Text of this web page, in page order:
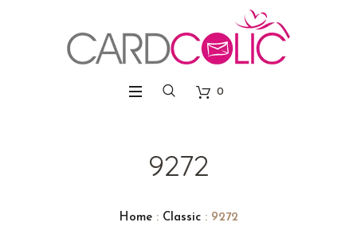
0
9272
Home: Classic: 9272